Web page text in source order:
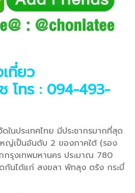
ที่ยว
ชโทร : 094-493-
ในประเทศไทย มีประชากรมากที่สุด
หญ่เป็นอันดับ 2 ของภาคใต้ (รอง
กรุงเทพมหานคร ประมาณ 780
กันได้แก่ สงขลา พัทลุง ตรัง กระบี่